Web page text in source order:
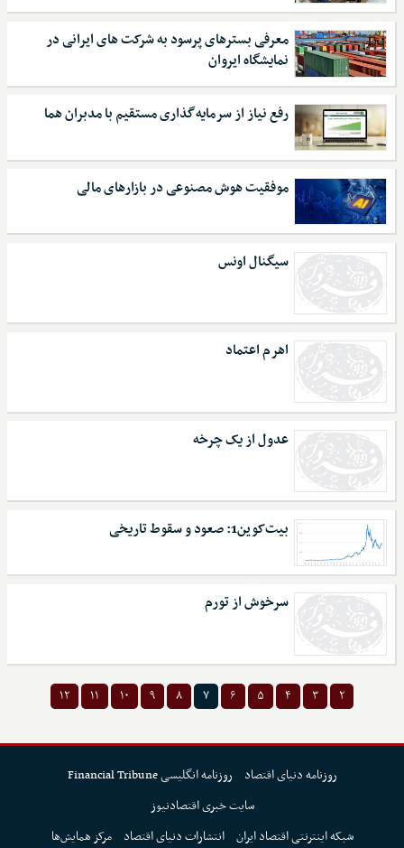
معرفی بسترهای پرسود به شرکت های ایرانی در
نمایشگاه ایروان
رفع نیاز از سرمایه‌گذاری مستقیم با مدبران هما
موفقیت هوش مصنوعی در بازارهای مالی
سیگنال اونس
اهرم اعتماد
عدول از یک چرخه
بیت‌کوین1: صعود و سقوط تاریخی
سرخوش از تورم
۲ ۳ ۴ ۵ ۶ ۷ ۸ ۹ ۱۰ ۱۱ ۱۲
روزنامه دنیای اقتصاد
روزنامه انگلیسی Financial Tribune
سایت خبری اقتصادنیوز
شبکه اینترنتی اقتصاد ایران انتشارات دنیای اقتصاد مرکز همایش‌ها